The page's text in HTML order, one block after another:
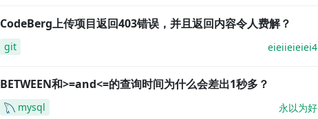
CodeBerg上传项目返回403错误，并且返回内容令人费解？
git eieiieieiei4
BETWEEN和>=and<=的查询时间为什么会差出1秒多？
mysql 永以为好